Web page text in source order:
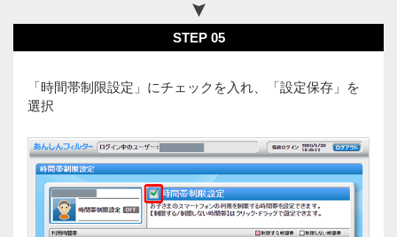
STEP 05
「時間帯制限設定」にチェックを入れ、「設定保存」を
選択